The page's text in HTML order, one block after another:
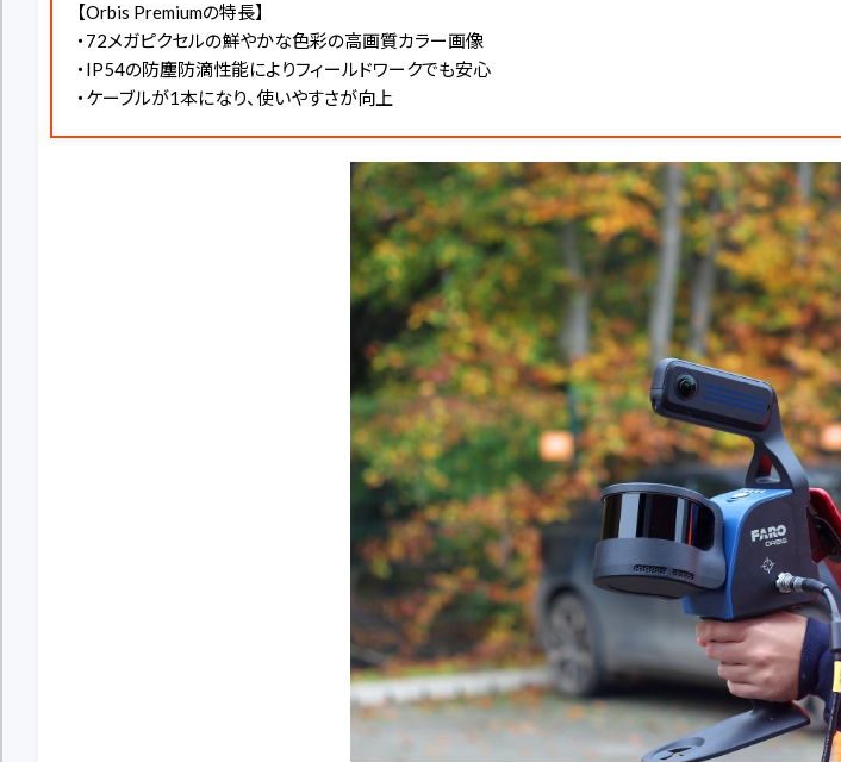
【Orbis Premiumの特長】
・72メガピクセルの鮮やかな色彩の高画質カラー画像
・IP54の防塵防滴性能によりフィールドワークでも安心
・ケーブルが1本になり、使いやすさが向上